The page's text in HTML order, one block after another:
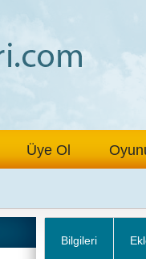
Üye Ol
Bilgileri